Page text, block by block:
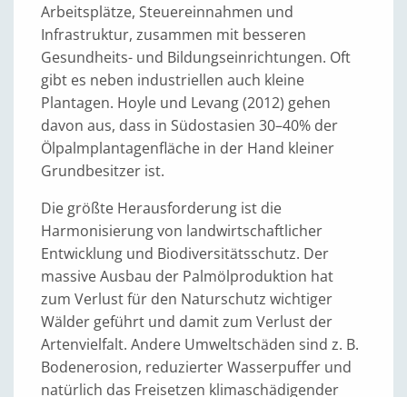
Arbeitsplätze, Steuereinnahmen und
Infrastruktur, zusammen mit besseren
Gesundheits- und Bildungseinrichtungen. Oft
gibt es neben industriellen auch kleine
Plantagen. Hoyle und Levang (2012) gehen
davon aus, dass in Südostasien 30–40% der
Ölpalmplantagenfläche in der Hand kleiner
Grundbesitzer ist.
Die größte Herausforderung ist die
Harmonisierung von landwirtschaftlicher
Entwicklung und Biodiversitätsschutz. Der
massive Ausbau der Palmölproduktion hat
zum Verlust für den Naturschutz wichtiger
Wälder geführt und damit zum Verlust der
Artenvielfalt. Andere Umweltschäden sind z. B.
Bodenerosion, reduzierter Wasserpuffer und
natürlich das Freisetzen klimaschädigender